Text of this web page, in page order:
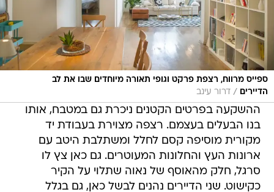
ספייס מרווח, רצפת פרקט וגופי תאורה מיוחדים שבו את לב
הדיירים
/ דרור עינב
ההשקעה בפרטים הקטנים ניכרת גם במטבח, אותו
בנו הבעלים בעצמם. רצפה מצוירת בעבודת יד
מקורית מוסיפה קסם לחלל ומשתלבת היטב עם
ארונות העץ והחלונות המעוטרים. גם כאן צץ לו
סרגל, חלק מהאוסף של נאוה שתלוי על הקיר
כקישוט. שני הדיירים נהנים לבשל כאן, גם בגלל